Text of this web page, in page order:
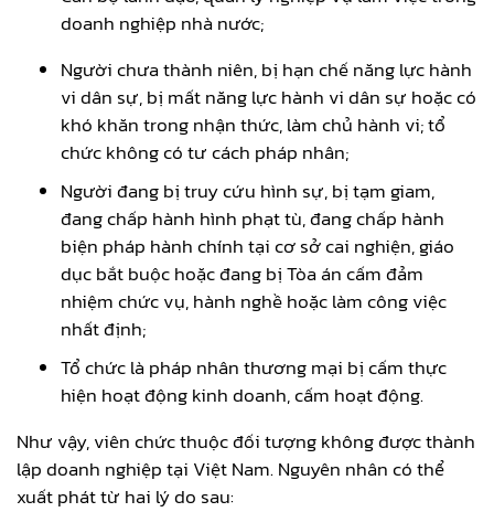
doanh nghiệp nhà nước;
Người chưa thành niên, bị hạn chế năng lực hành
vi dân sự, bị mất năng lực hành vi dân sự hoặc có
khó khăn trong nhận thức, làm chủ hành vi; tổ
chức không có tư cách pháp nhân;
Người đang bị truy cứu hình sự, bị tạm giam,
đang chấp hành hình phạt tù, đang chấp hành
biện pháp hành chính tại cơ sở cai nghiện, giáo
dục bắt buộc hoặc đang bị Tòa án cấm đảm
nhiệm chức vụ, hành nghề hoặc làm công việc
nhất định;
Tổ chức là pháp nhân thương mại bị cấm thực
hiện hoạt động kinh doanh, cấm hoạt động.
Như vậy, viên chức thuộc đối tượng không được thành
lập doanh nghiệp tại Việt Nam. Nguyên nhân có thể
xuất phát từ hai lý do sau: